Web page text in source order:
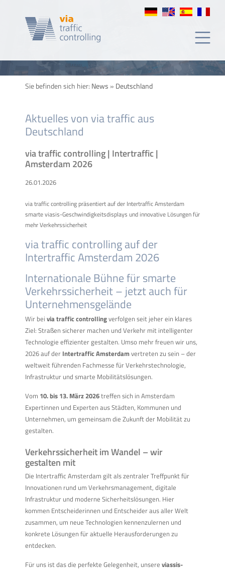
Sie befinden sich hier: News » Deutschland
Aktuelles von via traffic aus
Deutschland
via traffic controlling | Intertraffic |
Amsterdam 2026
26.01.2026
via traffic controlling präsentiert auf der Intertraffic Amsterdam
smarte viasis-Geschwindigkeitsdisplays und innovative Lösungen für
mehr Verkehrssicherheit
via traffic controlling auf der
Intertraffic Amsterdam 2026
Internationale Bühne für smarte
Verkehrssicherheit – jetzt auch für
Unternehmensgelände
Wir bei via traffic controllingverfolgen seit jeher ein klares
Ziel: Straßen sicherer machen und Verkehr mit intelligenter
Technologie effizienter gestalten. Umso mehr freuen wir uns,
2026 auf der Intertraffic Amsterdamvertreten zu sein – der
weltweit führenden Fachmesse für Verkehrstechnologie,
Infrastruktur und smarte Mobilitätslösungen.
Vom 10. bis 13. März 2026treffen sich in Amsterdam
Expertinnen und Experten aus Städten, Kommunen und
Unternehmen, um gemeinsam die Zukunft der Mobilität zu
gestalten.
Verkehrssicherheit im Wandel – wir
gestalten mit
Die Intertraffic Amsterdam gilt als zentraler Treffpunkt für
Innovationen rund um Verkehrsmanagement, digitale
Infrastruktur und moderne Sicherheitslösungen. Hier
kommen Entscheiderinnen und Entscheider aus aller Welt
zusammen, um neue Technologien kennenzulernen und
konkrete Lösungen für aktuelle Herausforderungen zu
entdecken.
Für uns ist das die perfekte Gelegenheit, unsere viassis-